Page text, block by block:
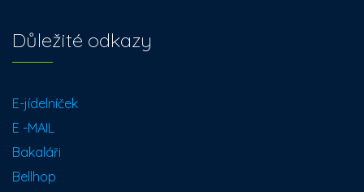
Důležité odkazy
E-jídelníček
E -MAIL
Bakaláři
Bellhop